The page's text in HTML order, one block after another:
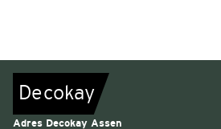
Decokay
Adres Decokay Assen